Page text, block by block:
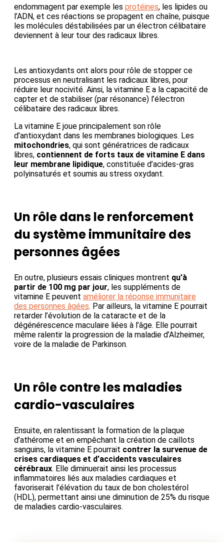
endommagent par exemple les protéines, les lipides ou
l’ADN, et ces réactions se propagent en chaîne, puisque
les molécules déstabilisées par un électron célibataire
deviennent à leur tour des radicaux libres.
Les antioxydants ont alors pour rôle de stopper ce
processus en neutralisant les radicaux libres, pour
réduire leur nocivité. Ainsi, la vitamine E a la capacité de
capter et de stabiliser (par résonance) l’électron
célibataire des radicaux libres.
La vitamine E joue principalement son rôle
d’antioxydant dans les membranes biologiques. Les
mitochondries, qui sont génératrices de radicaux
libres, contiennent de forts taux de vitamine E dans
leur membrane lipidique, constituée d’acides-gras
polyinsaturés et soumis au stress oxydant.
Un rôle dans le renforcement
du système immunitaire des
personnes âgées
En outre, plusieurs essais cliniques montrent qu’à
partir de 100 mg par jour, les suppléments de
vitamine E peuvent améliorer la réponse immunitaire
des personnes âgées. Par ailleurs, la vitamine E pourrait
retarder l’évolution de la cataracte et de la
dégénérescence maculaire liées à l’âge. Elle pourrait
même ralentir la progression de la maladie d’Alzheimer,
voire de la maladie de Parkinson.
Un rôle contre les maladies
cardio-vasculaires
Ensuite, en ralentissant la formation de la plaque
d’athérome et en empêchant la création de caillots
sanguins, la vitamine E pourrait contrer la survenue de
crises cardiaques et d’accidents vasculaires
cérébraux. Elle diminuerait ainsi les processus
inflammatoires liés aux maladies cardiaques et
favoriserait l’élévation du taux de bon cholestérol
(HDL), permettant ainsi une diminution de 25% du risque
de maladies cardio-vasculaires.